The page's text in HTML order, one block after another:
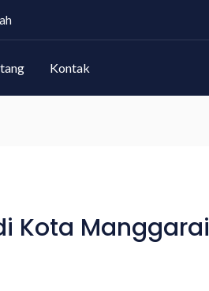
Kontak
Kota Manggarai